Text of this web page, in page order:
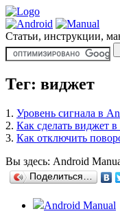
Статьи, инструкции,
Тег: виджет
1. Уровень сигнала в
2. Как сделать виджет
3. Как отключить
Вы здесь: Android
Поделиться…
Android Manual